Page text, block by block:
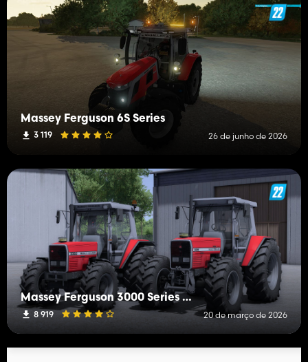
Massey Ferguson 6S Series
3 119 26 de junho de 2026
Massey Ferguson 3000 Series Edit
8 919 20 de março de 2026